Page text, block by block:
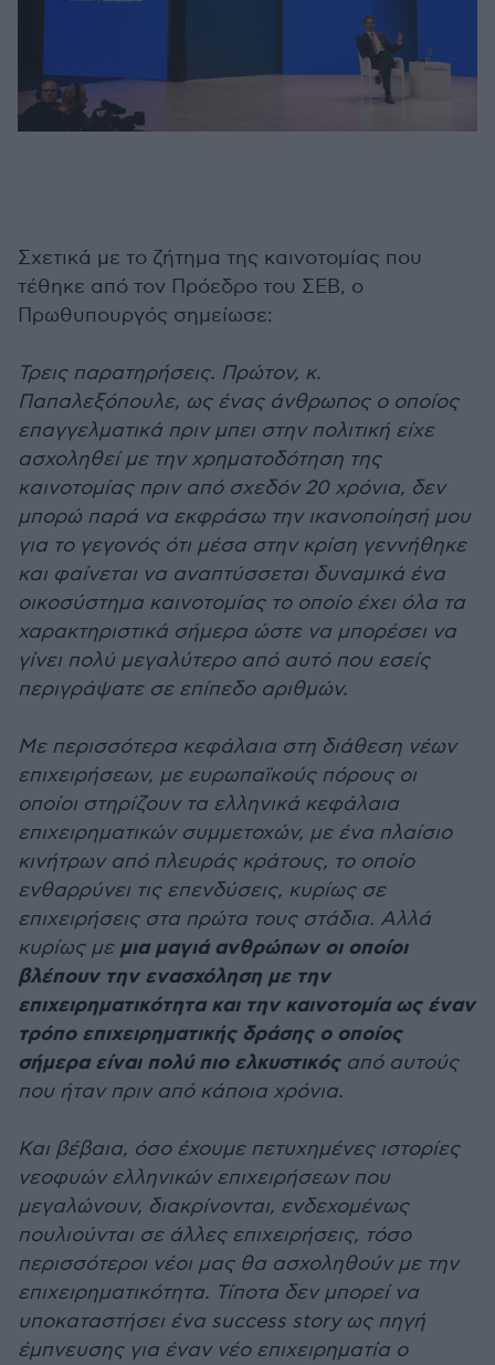
Σχετικά με το ζήτημα της καινοτομίας που
τέθηκε από τον Πρόεδρο του ΣΕΒ, ο
Πρωθυπουργός σημείωσε:
Τρεις παρατηρήσεις. Πρώτον, κ.
Παπαλεξόπουλε, ως ένας άνθρωπος ο οποίος
επαγγελματικά πριν μπει στην πολιτική είχε
ασχοληθεί με την χρηματοδότηση της
καινοτομίας πριν από σχεδόν 20 χρόνια, δεν
μπορώ παρά να εκφράσω την ικανοποίησή μου
για το γεγονός ότι μέσα στην κρίση γεννήθηκε
και φαίνεται να αναπτύσσεται δυναμικά ένα
οικοσύστημα καινοτομίας το οποίο έχει όλα τα
χαρακτηριστικά σήμερα ώστε να μπορέσει να
γίνει πολύ μεγαλύτερο από αυτό που εσείς
περιγράψατε σε επίπεδο αριθμών.
Με περισσότερα κεφάλαια στη διάθεση νέων
επιχειρήσεων, με ευρωπαϊκούς πόρους οι
οποίοι στηρίζουν τα ελληνικά κεφάλαια
επιχειρηματικών συμμετοχών, με ένα πλαίσιο
κινήτρων από πλευράς κράτους, το οποίο
ενθαρρύνει τις επενδύσεις, κυρίως σε
επιχειρήσεις στα πρώτα τους στάδια. Αλλά
κυρίως μεμια μαγιά ανθρώπων οι οποίοι
βλέπουν την ενασχόληση με την
επιχειρηματικότητα και την καινοτομία ως έναν
τρόπο επιχειρηματικής δράσης ο οποίος
σήμερα είναι πολύ πιο ελκυστικόςαπό αυτούς
που ήταν πριν από κάποια χρόνια.
Και βέβαια, όσο έχουμε πετυχημένες ιστορίες
νεοφυών ελληνικών επιχειρήσεων που
μεγαλώνουν, διακρίνονται, ενδεχομένως
πουλιούνται σε άλλες επιχειρήσεις, τόσο
περισσότεροι νέοι μας θα ασχοληθούν με την
επιχειρηματικότητα. Τίποτα δεν μπορεί να
υποκαταστήσει ένα success story ως πηγή
έμπνευσης για έναν νέο επιχειρηματία ο